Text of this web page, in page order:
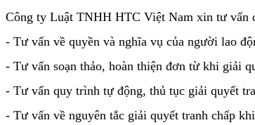
Công ty Luật TNHH HTC Việt Nam xin tư vấn
- Tư vấn về quyền và nghĩa vụ của người lao
- Tư vấn soạn thảo, hoàn thiện đơn từ khi giải
- Tư vấn quy trình tự động, thủ tục giải quyết
- Tư vấn về nguyên tắc giải quyết tranh chấp